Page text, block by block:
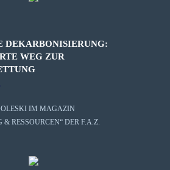
DEKARBONISIERUNG:
WEG ZUR
IM MAGAZIN
& RESSOURCEN“ DER F.A.Z.